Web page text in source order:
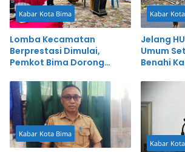
Kabar Kota Bima
Lomba Kecamatan
Berprestasi Dimulai,
Pemkot Bima Dorong
Cepat
Kabar
Jelang
Umum
Benahi
Kabar Kota Bima
Kabar